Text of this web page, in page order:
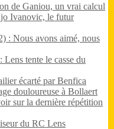
de Ganiou, un vrai calcul
Ivanovic, le futur
: Nous avons aimé, nous
tente le casse du
écarté par Benfica
douloureuse à Bollaert
sur la dernière répétition
du RC Lens